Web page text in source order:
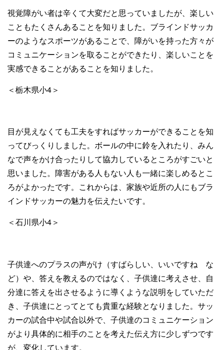
視覚障がい者は辛くて大変だと思っていましたが、楽しい
こともたくさんあることを知りました。ブラインドサッカ
ーのようなスポーツがあることで、障がいを持った方々が
コミュニケーションを取ることができたり、楽しいことを
実感できることがあることを知りました。
＜栃木県小4＞
目が見えなくても工夫をすればサッカーができることを知
ってびっくりしました。ボールの中に鈴を入れたり、みん
なで声をかけ合ったりして協力しているところがすごいと
思いました。障害がある人もない人も一緒に楽しめるとこ
ろがよかったです。これからは、家族や近所の人にもブラ
インドサッカーの魅力を伝えたいです。
＜石川県小4＞
子供達へのプラスの声がけ（すばらしい、いいですね な
ど）や、答えを教えるのではなく、子供達に考えさせ、自
分達に答えを出させるように導くような説明をしていただ
き、子供達にとってとても貴重な経験となりました。サッ
カーの試合中や試合以外で、子供達のコミュニケーション
がより具体的に相手のことを考えた伝え方に少しずつです
が、変化しています。